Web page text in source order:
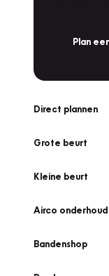
Plan
Direct plannen
Grote beurt
Kleine beurt
Airco onderhoud
Bandenshop